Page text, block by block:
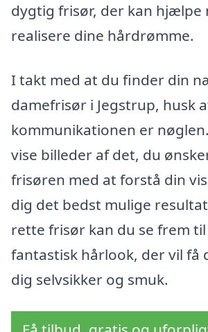
dygtig frisør, der kan hjælpe
realisere dine hårdrømme.
I takt med at du finder din
damefrisør i Jegstrup, husk
kommunikationen er
vise billeder af det, du
frisøren med at forstå din
dig det bedst mulige
rette frisør kan du se frem
fantastisk hårlook, der vil få
dig selvsikker og smuk.